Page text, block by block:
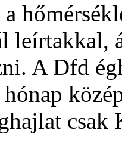
a
leírtakkal,
A Dfd
csak